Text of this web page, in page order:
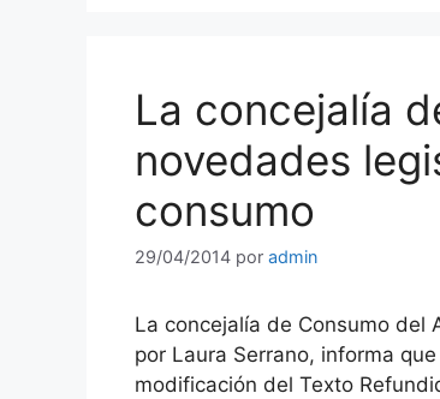
La concejalía
novedades
consumo
29/04/2014 por admin
La concejalía de Consumo del
por Laura Serrano, informa
modificación del Texto